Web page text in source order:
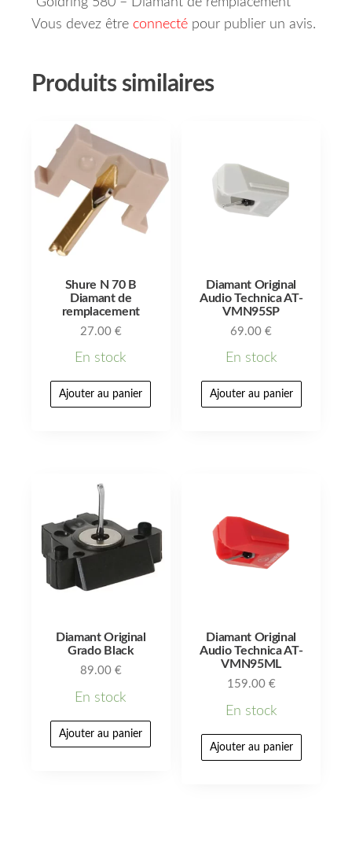
Vous devez être connecté pour publier un avis.
Produits similaires
Shure N 70 B
Diamant de
remplacement
27.00 €
En stock
Ajouter au panier
Diamant Original
Audio Technica AT-
VMN95SP
69.00€
En stock
Ajouter au panier
Diamant Original
Grado Black
89.00 €
En stock
Ajouter au panier
Diamant Original
Audio Technica AT-
VMN95ML
159.00 €
En stock
Ajouter au panier